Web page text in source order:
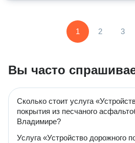
1 2 3
Вы часто
Сколько стоит услуга
покрытия из песчаного
Владимире?
Услуга «Устройство дорожного